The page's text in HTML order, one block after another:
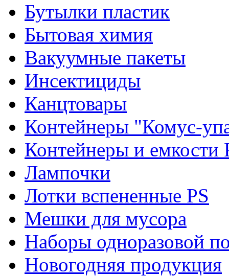
Бутылки пластик
Бытовая химия
Вакуумные пакеты
Инсектициды
Канцтовары
Контейнеры "Комус-
Контейнеры и емкости
Лампочки
Лотки вспененные PS
Мешки для мусора
Наборы одноразовой
Новогодняя продукция